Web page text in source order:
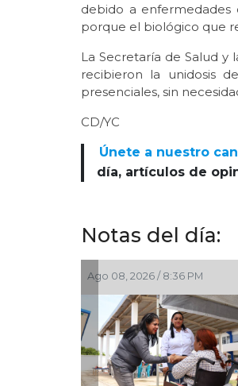
debido a enfermedades
porque el biológico que
La Secretaría de Salud y
recibieron la unidosis
presenciales, sin
CD/YC
Únete a nuestro
día, artículos de
Notas del día:
Ago 08, 2026 / 6:55 PM